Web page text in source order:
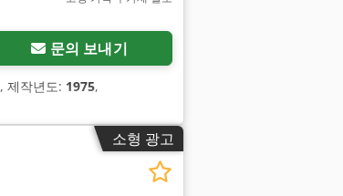
문의 보내기
, 제작년도: 1975,
소형 광고